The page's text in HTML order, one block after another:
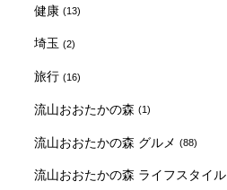
健康 (13)
埼玉 (2)
旅行 (16)
流山おおたかの森 (1)
流山おおたかの森 グルメ (88)
流山おおたかの森 ライフスタイル